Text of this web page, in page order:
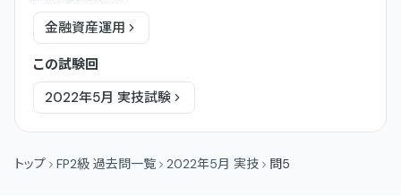
金融資産運用
この試験回
2022年5月 実技試験
トップ FP2級 過去問一覧 2022年5月 実技 問5